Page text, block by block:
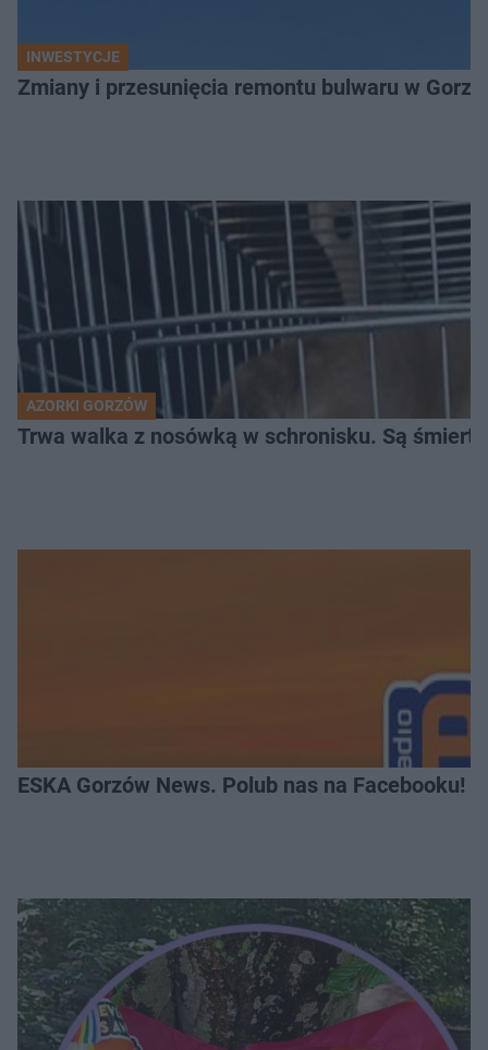
INWESTYCJE
Zmiany i przesunięcia remontu bulwaru w
AZORKI GORZÓW
Trwa walka z nosówką w schronisku. Są
ESKA Gorzów News. Polub nas na Facebooku!